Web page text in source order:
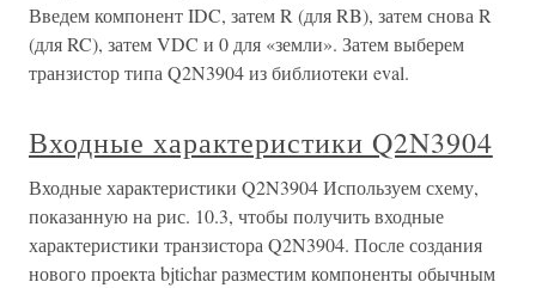
Введем компонент IDC, затем R (для RB), затем снова R
(для RC), затем VDC и 0 для «земли». Затем выберем
транзистор типа Q2N3904 из библиотеки eval.
Входные характеристики Q2N3904
Входные характеристики Q2N3904 Используем схему,
показанную на рис. 10.3, чтобы получить входные
характеристики транзистора Q2N3904. После создания
нового проекта bjtichar разместим компоненты обычным